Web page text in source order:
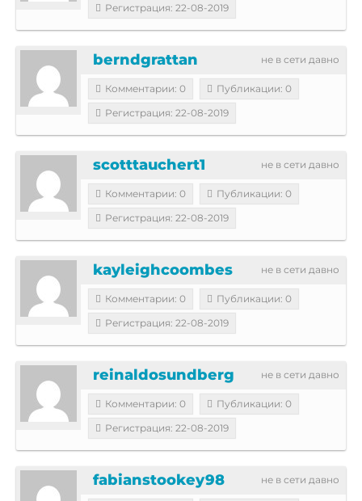
Регистрация: 22-08-2019
не в сети давно
berndgrattan
Комментарии: 0
Публикации: 0
Регистрация: 22-08-2019
не в сети давно
scotttauchert1
Комментарии: 0
Публикации: 0
Регистрация: 22-08-2019
не в сети давно
kayleighcoombes
Комментарии: 0
Публикации: 0
Регистрация: 22-08-2019
не в сети давно
reinaldosundberg
Комментарии: 0
Публикации: 0
Регистрация: 22-08-2019
не в сети давно
fabianstookey98